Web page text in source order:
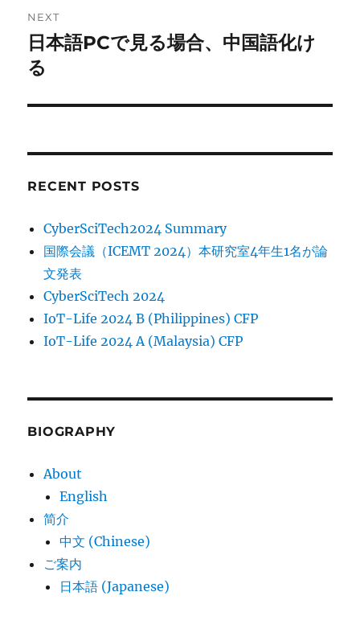
navigation
NEXT
Next
post:
日本語PCで見る場合、中国語化け
る
RECENT POSTS
CyberSciTech2024 Summary
国際会議（ICEMT 2024）本研究室4年生1名が論
文発表
CyberSciTech 2024
IoT-Life 2024 B (Philippines) CFP
IoT-Life 2024 A (Malaysia) CFP
BIOGRAPHY
About
English
简介
中文 (Chinese)
ご案内
日本語 (Japanese)